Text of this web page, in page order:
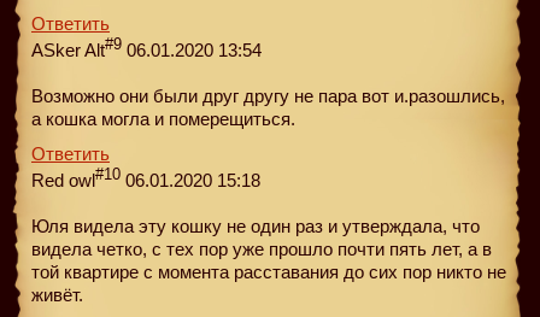
Ответить
ASker Alt#9 06.01.2020 13:54
Возможно они были друг другу не пара вот и.разошлись,
а кошка могла и померещиться.
Ответить
Red owl#10 06.01.2020 15:18
Юля видела эту кошку не один раз и утверждала, что
видела четко, с тех пор уже прошло почти пять лет, а в
той квартире с момента расставания до сих пор никто не
живёт.